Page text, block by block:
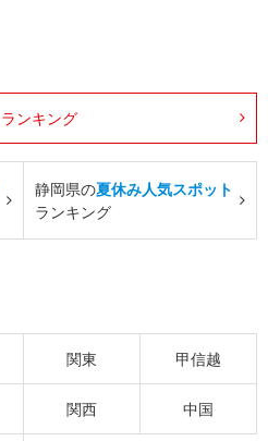
ランキング
静岡県の夏休み人気スポット
ランキング
関東 甲信越
関西 中国